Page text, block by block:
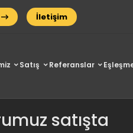
İletişim
Satış Referanslar
satışta